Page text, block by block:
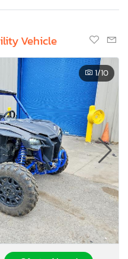
Vehicle
1/10